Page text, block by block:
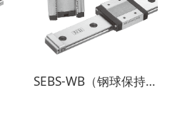
SEBS-WB（钢球保持型 宽型）